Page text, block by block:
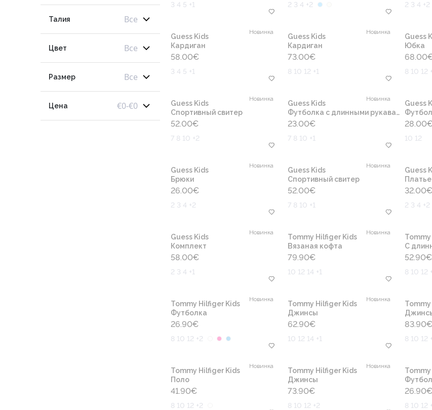
Талия Все
Цвет Все
Размер Все
Цена €0-€0
3 4 5 +1 2 3 4 +2 2 3 4 +2
Новинка
Guess Kids
Кардиган
58.00€
3 4 5 +1
Новинка
Guess Kids
Кардиган
73.00€
8 10 12 +1
Guess
Юбка
68.00
8 10 12
Новинка
Guess Kids
Cпортивный свитер
52.00€
7 8 10 +2
Новинка
Guess Kids
Футболка с длинными рукавами
23.00€
7 8 10 +1
Guess
28.00
10 12
Новинка
Guess Kids
Брюки
26.00€
2 3 4 +2
Новинка
Guess Kids
Cпортивный свитер
52.00€
7 8 10 +1
Guess
Платье
32.00€
2 3 4 +2
Новинка
Guess Kids
Комплект
58.00€
2 3 4 +1
Новинка
Tommy Hilfiger Kids
Вязаная кофта
79.90€
10 12 14 +1
С
52.90€
8 10 12
Новинка
Tommy Hilfiger Kids
Футболка
26.90€
8 10 12 +2
Новинка
Tommy Hilfiger Kids
Джинсы
62.90€
10 12 14 +1
83.90€
8 10 12
Новинка
Tommy Hilfiger Kids
Поло
41.90€
8 10 12 +2
Новинка
Tommy Hilfiger Kids
Джинсы
73.90€
8 10 12 +2
26.90€
8 10 12